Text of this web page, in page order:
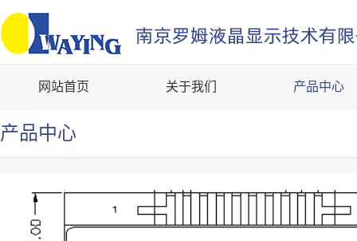
网站首页 关于我们 产品中心
产品中心